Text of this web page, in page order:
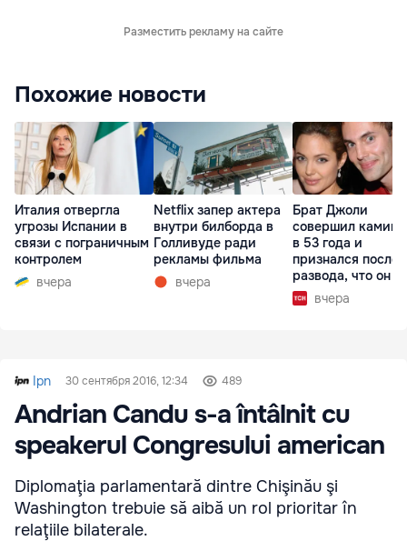
Разместить рекламу на сайте
Похожие новости
Италия отвергла
угрозы Испании в
связи с пограничным
контролем
вчера
Netflix запер актера
внутри билборда в
Голливуде ради
рекламы фильма
вчера
Брат Джоли
совершил
в 53 года и
признался после
развода, что он
вчера
Ipn 30 сентября 2016, 12:34 489
Andrian Candu s-a întâlnit cu
speakerul Congresului american
Diplomaţia parlamentară dintre Chişinău şi
Washington trebuie să aibă un rol prioritar în
relaţiile bilaterale.